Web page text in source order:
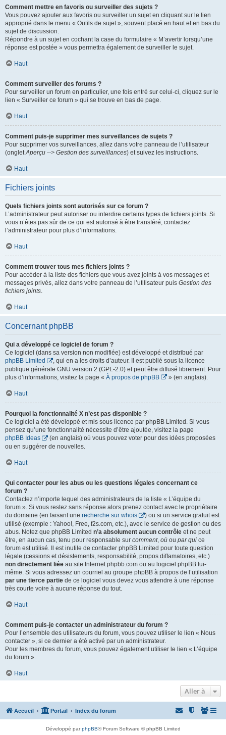
Comment mettre en favoris ou surveiller des sujets ?
Vous pouvez ajouter aux favoris ou surveiller un sujet en cliquant sur le lien
approprié dans le menu « Outils de sujet », souvent placé en haut et en bas du
sujet de discussion.
Répondre à un sujet en cochant la case du formulaire « M’avertir lorsqu’une
réponse est postée » vous permettra également de surveiller le sujet.
Haut
Comment surveiller des forums ?
Pour surveiller un forum en particulier, une fois entré sur celui-ci, cliquez sur le
lien « Surveiller ce forum » qui se trouve en bas de page.
Haut
Comment puis-je supprimer mes surveillances de sujets ?
Pour supprimer vos surveillances, allez dans votre panneau de l’utilisateur
(ongletAperçu --> Gestion des surveillances) et suivez les instructions.
Haut
Fichiers joints
Quels fichiers joints sont autorisés sur ce forum ?
L’administrateur peut autoriser ou interdire certains types de fichiers joints. Si
vous n’êtes pas sûr de ce qui est autorisé à être transféré, contactez
l’administrateur pour plus d’informations.
Haut
Comment trouver tous mes fichiers joints ?
Pour accéder à la liste des fichiers que vous avez joints à vos messages et
messages privés, allez dans votre panneau de l’utilisateur puis Gestion des
fichiers joints.
Haut
Concernant phpBB
Qui a développé ce logiciel de forum ?
Ce logiciel (dans sa version non modifiée) est développé et distribué par
phpBB Limited
, qui en a les droits d’auteur. Il est publié sous la licence
publique générale GNU version 2 (GPL-2.0) et peut être diffusé librement. Pour
plus d’informations, visitez la page « À propos de phpBB » (en anglais).
Haut
Pourquoi la fonctionnalité X n’est pas disponible ?
Ce logiciel a été développé et mis sous licence par phpBB Limited. Si vous
pensez qu’une fonctionnalité nécessite d’être ajoutée, visitez la page
phpBB Ideas
(en anglais) où vous pouvez voter pour des idées proposées
ou en suggérer de nouvelles.
Haut
Qui contacter pour les abus ou les questions légales concernant ce
forum ?
Contactez n’importe lequel des administrateurs de la liste « L’équipe du
forum ». Si vous restez sans réponse alors prenez contact avec le propriétaire
du domaine (en faisant une recherche sur whois
) ou si un service gratuit est
utilisé (exemple : Yahoo!, Free, f2s.com, etc.), avec le service de gestion ou des
abus. Notez que phpBB Limited n’a absolument aucun contrôle et ne peut
être, en aucun cas, tenu pour responsable sur comment, où ou par qui ce
forum est utilisé. Il est inutile de contacter phpBB Limited pour toute question
légale (cessions et désistements, responsabilité, propos diffamatoires, etc.)
non directement liée au site Internet phpbb.com ou au logiciel phpBB lui-
même. Si vous adressez un courriel au groupe phpBB à propos de l’utilisation
par une tierce partie de ce logiciel vous devez vous attendre à une réponse
très courte voire à aucune réponse du tout.
Haut
Comment puis-je contacter un administrateur du forum ?
Pour l’ensemble des utilisateurs du forum, vous pouvez utiliser le lien « Nous
contacter », si ce dernier a été activé par un administrateur.
Pour les membres du forum, vous pouvez également utiliser le lien « L’équipe
du forum ».
Haut
Aller à
Accueil Portail Index du forum
Développé parphpBB® Forum Software © phpBB Limited